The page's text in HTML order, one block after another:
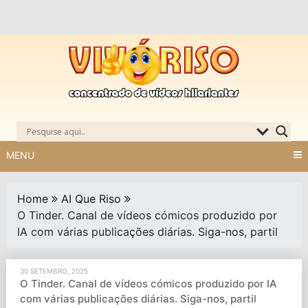
MENU
Home
AI Que Riso
O Tinder. Canal de vídeos cómicos produzido por
IA com várias publicações diárias. Siga-nos, partil
30 SETEMBRO, 2025
O Tinder. Canal de vídeos cómicos produzido por IA
com várias publicações diárias. Siga-nos, partil